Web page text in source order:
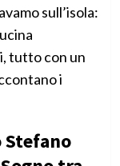
sull’isola:
tutto con un
i
Stefano